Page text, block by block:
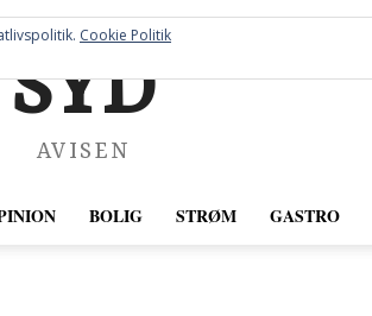
SYD
AVISEN
BOLIG STRØM GASTRO
Cookie Politik